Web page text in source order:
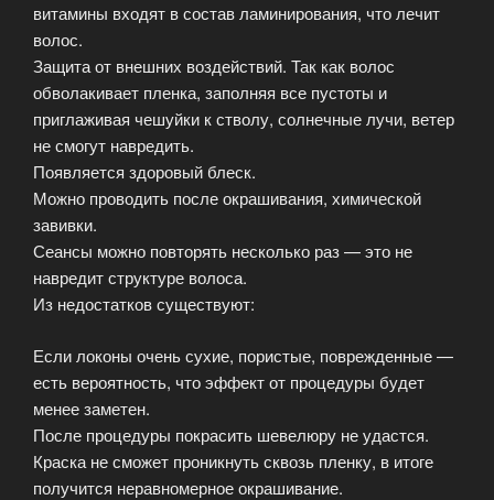
витамины входят в состав ламинирования, что лечит
волос.
Защита от внешних воздействий. Так как волос
обволакивает пленка, заполняя все пустоты и
приглаживая чешуйки к стволу, солнечные лучи, ветер
не смогут навредить.
Появляется здоровый блеск.
Можно проводить после окрашивания, химической
завивки.
Сеансы можно повторять несколько раз — это не
навредит структуре волоса.
Из недостатков существуют:
Если локоны очень сухие, пористые, поврежденные —
есть вероятность, что эффект от процедуры будет
менее заметен.
После процедуры покрасить шевелюру не удастся.
Краска не сможет проникнуть сквозь пленку, в итоге
получится неравномерное окрашивание.